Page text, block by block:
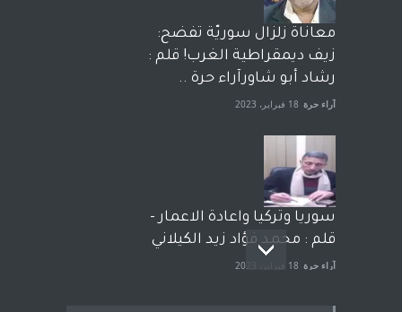
معاناة زلزال سوريّة تفضح:
زيف ديمقراطية الغرب! قلم :
رشاد أبو شاورآراء حرة ..
آراء حرة 18 فبراير، 2023
سوريا وتركيا واعادة الاعمار -
قلم : محمد فؤاد زيد الكيلاني
آراء حرة 18 فبراير، 2023